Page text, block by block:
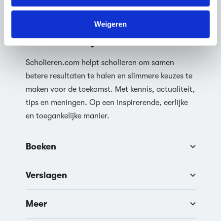
We werken samen met63 derdendie uw gegevens
kunnen ontvangen en verwerken.
Weigeren
Samen ben je slimmer
Scholieren.com helpt scholieren om samen
betere resultaten te halen en slimmere keuzes te
maken voor de toekomst. Met kennis, actualiteit,
tips en meningen. Op een inspirerende, eerlijke
en toegankelijke manier.
Boeken
Verslagen
Meer